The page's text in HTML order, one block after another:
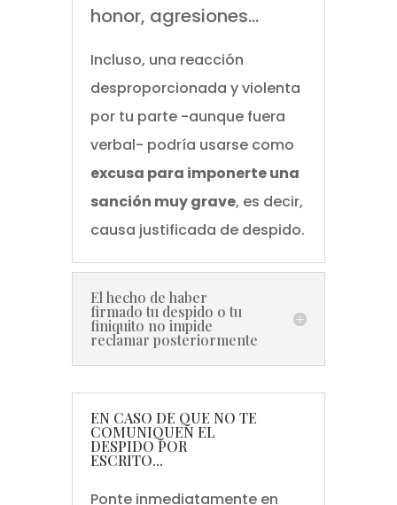
honor, agresiones…
Incluso, una reacción
desproporcionada y violenta
por tu parte -aunque fuera
verbal- podría usarse como
excusa para imponerte una
sanción muy grave, es decir,
causa justificada de despido.
El hecho de haber
firmado tu despido o tu
finiquito no impide
reclamar posteriormente
EN CASO DE QUE NO TE
COMUNIQUEN EL
DESPIDO POR
ESCRITO...
Ponte inmediatamente en